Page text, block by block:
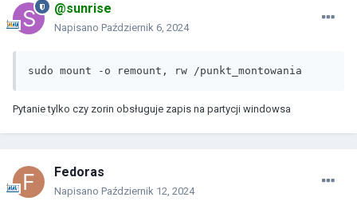
@sunrise
Napisano Październik 6, 2024
sudo mount -o remount, rw /punkt_montowania
Pytanie tylko czy zorin obsługuje zapis na partycji windowsa
Fedoras
Napisano Październik 12, 2024